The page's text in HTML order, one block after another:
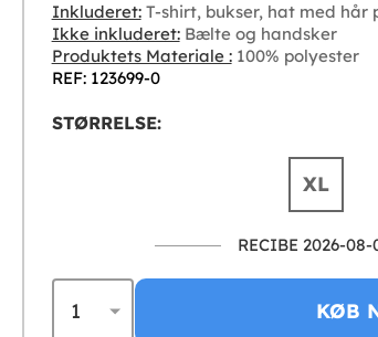
Inkluderet:T-shirt, bukser, hat med hår
Ikke inkluderet:Bælte og handsker
Produktets Materiale :100% polyester
REF: 123699-0
STØRRELSE:
XL
RECIBE 2026-08-
KØB